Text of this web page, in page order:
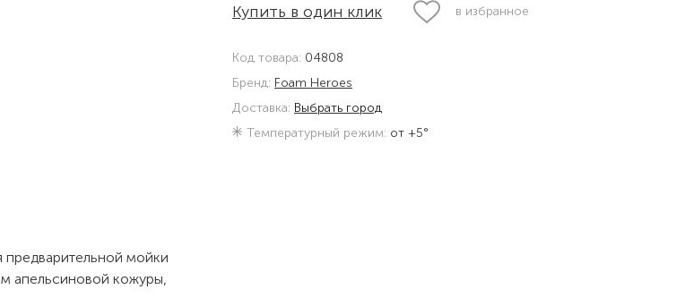
Купить в один клик в избранное
Код товара: 04808
Бренд: Foam Heroes
Доставка: Выбрать город
Температурный режим: от +5°
мойки
апельсиновой кожуры,